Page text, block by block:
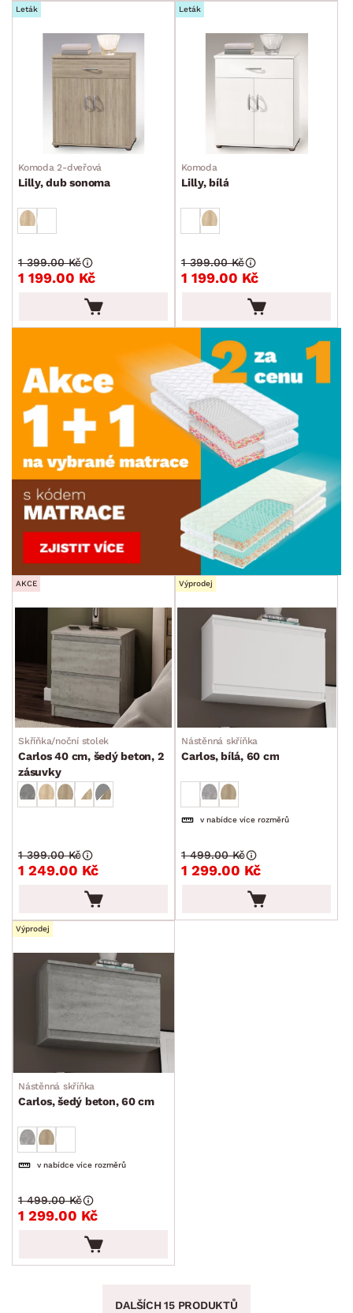
Leták
Komoda 2-dveřová
Lilly, dub sonoma
1 199.00 Kč
1 399.00 Kč
Leták
Komoda
Lilly, bílá
1 199.00 Kč
1 399.00 Kč
AKCE
Skříňka/noční stolek
Carlos 40 cm, šedý beton, 2
zásuvky
1 249.00 Kč
1 399.00 Kč
Výprodej
Nástěnná skříňka
Carlos, bílá, 60 cm
v nabídce více rozměrů
1 299.00 Kč
1 499.00 Kč
Výprodej
Nástěnná skříňka
Carlos, šedý beton, 60 cm
v nabídce více rozměrů
1 299.00 Kč
1 499.00 Kč
DALŠÍCH 15 PRODUKTŮ